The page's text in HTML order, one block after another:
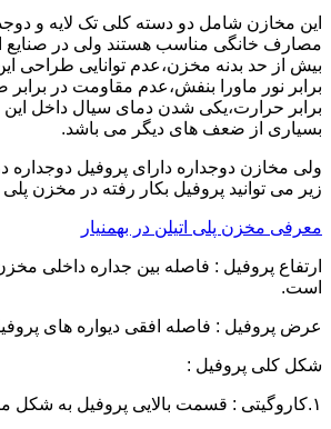
این مخازن شامل دو دسته کلی تک لایه و
مصارف خانگی مناسب هستند ولی در صنایع
برابر نور ماورا بنفش،عدم مقاومت در
برابر حرارت،یکی شدن دمای سیال داخل
بسیاری از ضعف های دیگر می باشد.
زیر می توانید پروفیل بکار رفته در مخزن
معرفی مخزن پلی اتیلن در بهمنیار
است.
عرض پروفیل : فاصله افقی دیواره های پروفیل می باشد که
شکل کلی پروفیل :
۱.کاروگیتی : قسمت بالایی پروفیل به شکل منحنی طراحی شده است.